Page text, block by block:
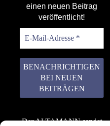
einen neuen Beitrag
veröffentlicht!
Der ALTAMANN sendet